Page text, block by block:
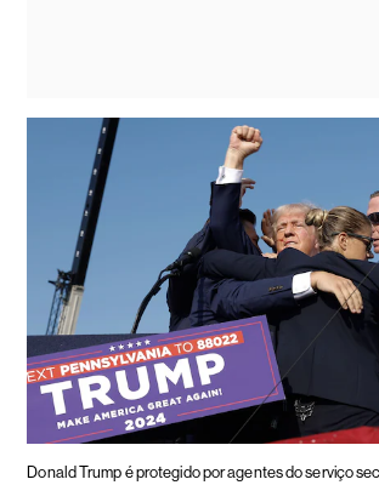
Donald Trump é protegido por agentes do serviço